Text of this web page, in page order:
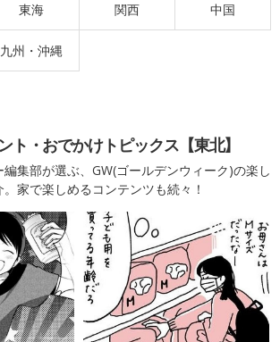
東海 関西 中国
九州・沖縄
ト・おでかけトピックス【東北】
編集部が選ぶ、GW(ゴールデンウィーク)の楽し
家で楽しめるコンテンツも続々！